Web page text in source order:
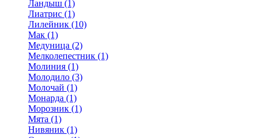
Ландыш (1)
Лиатрис (1)
Лилейник (10)
Мак (1)
Медуница (2)
Мелколепестник (1)
Молиния (1)
Молодило (3)
Молочай (1)
Монарда (1)
Морозник (1)
Мята (1)
Нивяник (1)